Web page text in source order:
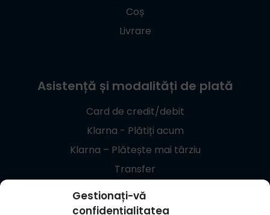
Gestionați-vă
confidențialitatea
Coș
Livrare
Asistență și modalități de plată
Card de credit/debit
Klarna - Plătiți acum
Klarna – Plătește mai târziu
Transfer
Giropay